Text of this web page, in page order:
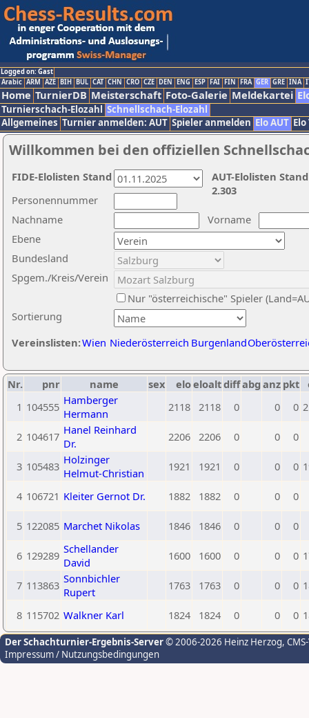
Logged on: Gast
Arabic ARM AZE BIH BUL CAT CHN CRO CZE DEN ENG ESP FAI FIN FRA GER GRE INA
Home TurnierDB Meisterschaft Foto-Galerie Meldekartei
Turnierschach-Elozahl Schnellschach-Elozahl
Allgemeines Turnier anmelden: AUT Spieler anmelden Elo AUT
Willkommen bei den offiziellen
Nachname
Vorname
Ebene
Sortierung
Personennummer
Bundesland
Spgem./Kreis/Verein
Nur "österreichische" Spieler
Vereinslisten:Wien Niederösterreich Burgenland
AUT-Elolisten
2.303
FIDE-Elolisten Stand
Nr. pnr name sex eloeloaltdiffabg anz pkt
1 104555 Hamberger
Hermann
2118 2118 0 0 0
2 104617 Hanel Reinhard
Dr.
2206 2206 0 0 0
3 105483 Holzinger
Helmut-Christian
1921 1921 0 0 0
4 106721 Kleiter Gernot Dr. 1882 1882 0 0 0
5 122085 Marchet Nikolas 1846 1846 0 0 0
6 129289 Schellander
David
1600 1600 0 0 0
7 113863 Sonnbichler
Rupert
1763 1763 0 0 0
8 115702 Walkner Karl 1824 1824 0 0 0
Der Schachturnier-Ergebnis-Server© 2006-2026 Heinz Herzog,
Impressum / Nutzungsbedingungen